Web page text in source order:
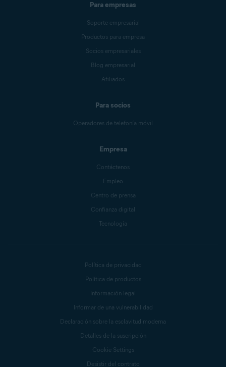
Para empresas
Soporte empresarial
Productos para empresa
Socios empresariales
Blog empresarial
Afiliados
Para socios
Operadores de telefonía móvil
Empresa
Contáctenos
Empleo
Centro de prensa
Confianza digital
Tecnología
Política de privacidad
Política de productos
Información legal
Informar de una vulnerabilidad
Declaración sobre la esclavitud moderna
Detalles de la suscripción
Cookie Settings
Desistir del contrato